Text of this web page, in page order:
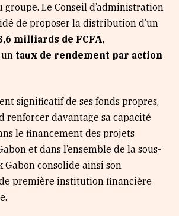
Le Conseil d’administration
de proposer la distribution d’un
milliards de FCFA,
taux de rendement par action
significatif de ses fonds propres,
renforcer davantage sa capacité
le financement des projets
et dans l’ensemble de la sous-
Gabon consolide ainsi son
première institution financière